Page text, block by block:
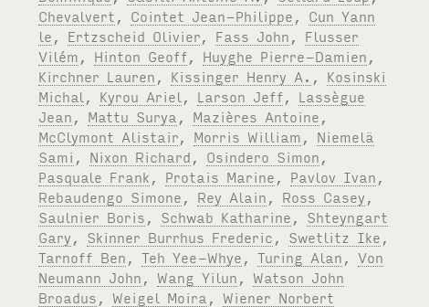
Chevalvert
Cointet Jean-Philippe
Cun Yann
le
Ertzscheid Olivier Fass John
Flusser
Vilém
Hinton Geoff Huyghe Pierre-Damien
Kirchner Lauren
Kissinger Henry A.
Kosinski
Michal
Kyrou Ariel Larson Jeff
Lassègue
Jean
Mattu Surya Mazières Antoine
McClymont Alistair
Morris William
Niemelä
Sami
Nixon Richard Osindero Simon
Pasquale Frank
Protais Marine Pavlov Ivan
Rebaudengo Simone
Rey Alain Ross Casey
Saulnier Boris
Schwab Katharine
Shteyngart
Gary
Skinner Burrhus Frederic Swetlitz Ike
Tarnoff Ben ,Teh Yee-Whye ,Turing Alan ,Von
Neumann John ,Wang Yilun ,Watson John
Broadus ,Weigel Moira ,Wiener Norbert